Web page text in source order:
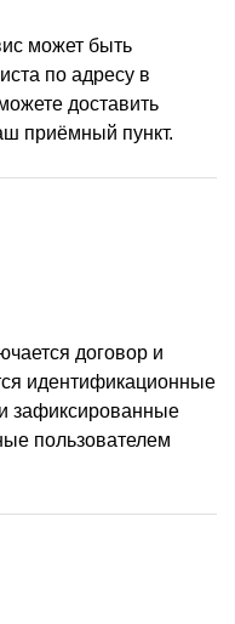
может быть
по адресу в
доставить
приёмный пункт.
договор и
идентификационные
зафиксированные
пользователем